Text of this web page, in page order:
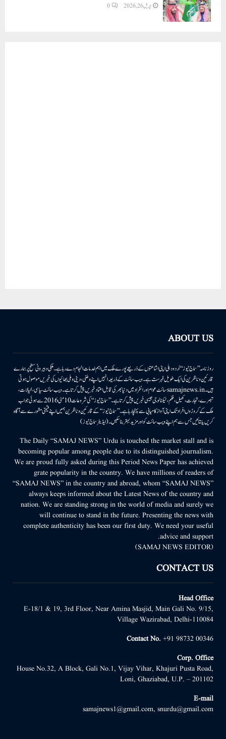
اپریل 26, 2026 0
ABOUT US
روزنامہ ’’سماج نیوز‘‘ اُردو دہلی اپنی اشاعتوں کے ذریعے پورے ملک میں اہم خدمات انجام دے رہا ہے۔ ملکی وبیرونی سطح پر ہمارے
قارئین وناظرین کی ایک طویل فہرست ہے۔ ویب سائٹ کے ذریعہ انہیں اپنے وطنی، دینی وملی بھائیوں کی خبریں موصول ہوتی
ہیں۔samajnews.inسائٹ عوام اور انفراد میں دنیا بھر کی قابل اعتماد خبریں پیش کرتا ہے۔ ویب سائٹ سیاسی، خیالات،
تبصرے، تجارت، کھیل، فلم، ٹیکنالوجی جیسی خبریں پیش کرتا ہے۔ ’’سماج نیوز‘‘ کی شروعات 10مئی 2016 سے ہوئی جو اب
ملک کے کروڑوں افراد تک اپنی آواز کامیابی سے پہنچا رہا ہے۔ ’’سماج نیوز‘‘ کے قارئین وناظرین ہمیں اپنے قیمتی مشورے سے آگاہ
کریں یا بتائیں جس سے ہم اپنے ویب سائٹ کو اور مزید بہتر بناسکیں۔ (ایڈیٹر سماج نیوز)
The Daily “SAMAJ NEWS” Urdu is touched the market stall and is
becoming popular among people due to its distinguished journalism.
We are proud fully asked during this Period News Paper has achieved
grate popularity in the country. We have millions of readers of
“SAMAJ NEWS” in the country and abroad, whom “SAMAJ NEWS”
always keeps informed about the Latest News of the country and
nation. We are standing strong in the world of media and surely we
will continue to stand in the future. Presenting the news with
complete authenticity has been our first duty. We need your useful
advice and support.
(SAMAJ NEWS EDITOR)
CONTACT US
Head Office
E-18/1 & 19, 3rd Floor, Near Amina Masjid, Main Gali No. 9/15,
Village Wazirabad, Delhi-110084
Contact No. +91 98732 00346
Corp. Office
House No.32, A Block, Gali No.1, Vijay Vihar, Khajuri Pusta Road,
Loni, Ghaziabad, U.P. – 201102
E-mail
samajnews1@gmail.com, snurdu@gmail.com